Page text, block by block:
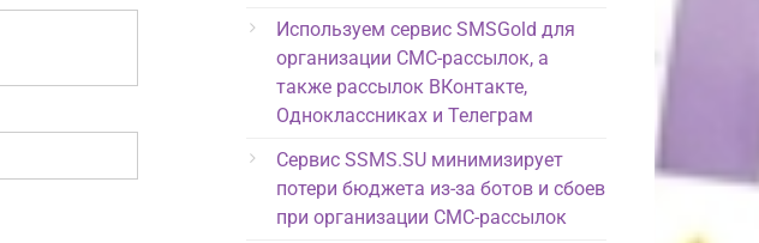
Используем сервис SMSGold для
организации СМС-рассылок, а
также рассылок ВКонтакте,
Одноклассниках и Телеграм
Сервис SSMS.SU минимизирует
потери бюджета из-за ботов и сбоев
при организации СМС-рассылок